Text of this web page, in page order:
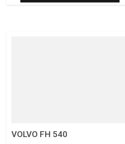
VOLVO FH 540